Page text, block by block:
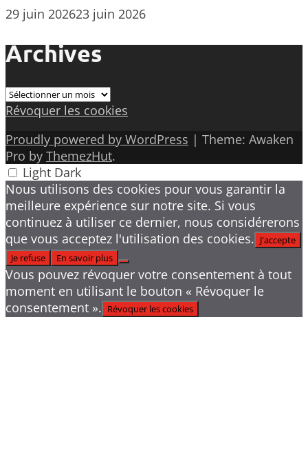
29 juin 202623 juin 2026
Archives
Archives
Révoquer les cookies
Proudly powered by WordPress | Theme: Awaken
Pro by ThemezHut.
Light Dark
Nous utilisons des cookies pour vous garantir la
meilleure expérience sur notre site. Si vous
continuez à utiliser ce dernier, nous considérerons
que vous acceptez l'utilisation des cookies. J'accepte
Je refuse
En savoir plus
Vous pouvez révoquer votre consentement à tout
moment en utilisant le bouton « Révoquer le
consentement ». Révoquer les cookies